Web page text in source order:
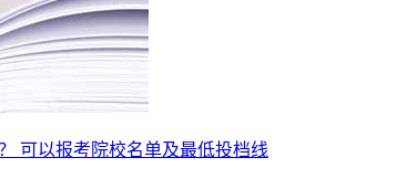
可以报考院校名单及最低投档线